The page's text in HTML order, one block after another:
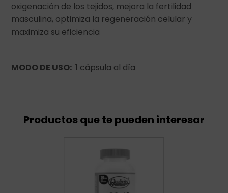
oxigenación de los tejidos, mejora la fertilidad
masculina, optimiza la regeneración celular y
maximiza su eficiencia
MODO DE USO: 1 cápsula al día
Productos que te pueden interesar